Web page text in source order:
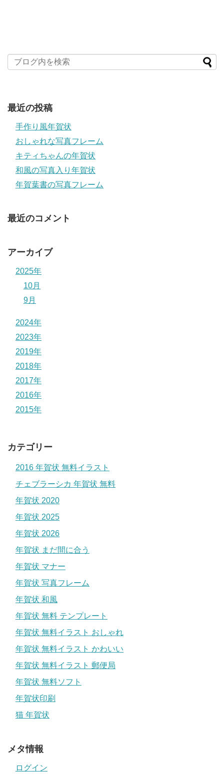
最近の投稿
手作り風年賀状
おしゃれな写真フレーム
キティちゃんの年賀状
和風の写真入り年賀状
年賀葉書の写真フレーム
最近のコメント
アーカイブ
2025年
10月
9月
2024年
2023年
2019年
2018年
2017年
2016年
2015年
カテゴリー
2016 年賀状 無料イラスト
チェブラーシカ 年賀状 無料
年賀状 2020
年賀状 2025
年賀状 2026
年賀状 まだ間に合う
年賀状 マナー
年賀状 写真フレーム
年賀状 和風
年賀状 無料 テンプレート
年賀状 無料イラスト おしゃれ
年賀状 無料イラスト かわいい
年賀状 無料イラスト 郵便局
年賀状 無料ソフト
年賀状印刷
猫 年賀状
メタ情報
ログイン